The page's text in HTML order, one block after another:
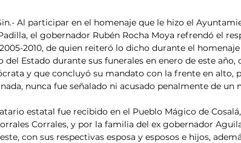
Al participar en el homenaje que le hizo el
el gobernador Rubén Rocha Moya refrendó el
2010, de quien reiteró lo dicho durante el
del Estado durante sus funerales en enero de este
y que concluyó su mandato con la frente en alto,
nunca fue señalado ni acusado penalmente de un
estatal fue recibido en el Pueblo Mágico de
Corrales, y por la familia del ex gobernador
con sus respectivas esposa y esposos e hijos,